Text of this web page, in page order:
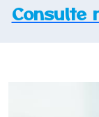
Consulte